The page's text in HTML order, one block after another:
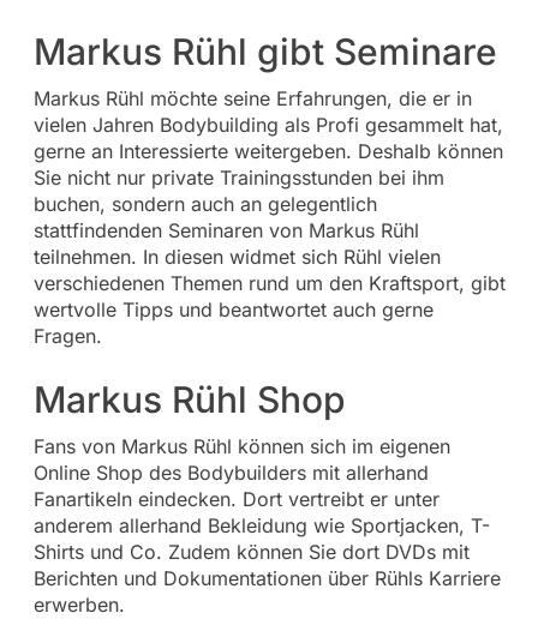
Markus Rühl gibt Seminare
Markus Rühl möchte seine Erfahrungen, die er in
vielen Jahren Bodybuilding als Profi gesammelt hat,
gerne an Interessierte weitergeben. Deshalb können
Sie nicht nur private Trainingsstunden bei ihm
buchen, sondern auch an gelegentlich
stattfindenden Seminaren von Markus Rühl
teilnehmen. In diesen widmet sich Rühl vielen
verschiedenen Themen rund um den Kraftsport, gibt
wertvolle Tipps und beantwortet auch gerne
Fragen.
Markus Rühl Shop
Fans von Markus Rühl können sich im eigenen
Online Shop des Bodybuilders mit allerhand
Fanartikeln eindecken. Dort vertreibt er unter
anderem allerhand Bekleidung wie Sportjacken, T-
Shirts und Co. Zudem können Sie dort DVDs mit
Berichten und Dokumentationen über Rühls Karriere
erwerben.